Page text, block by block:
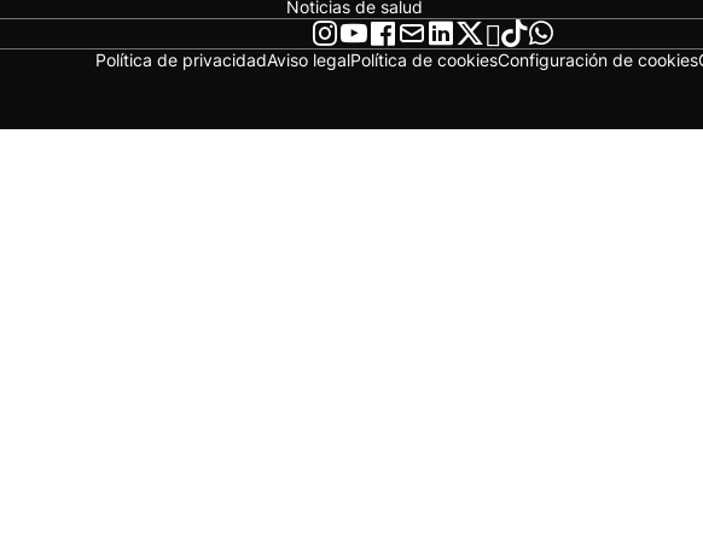
Noticias de salud
Política de privacidadAviso legalPolítica de cookiesConfiguración de cookies